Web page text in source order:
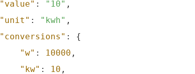
"value" : "10" ,
"unit" : "kwh" ,
"conversions" :
{
"w" : 10000 ,
"kw" : 10 ,